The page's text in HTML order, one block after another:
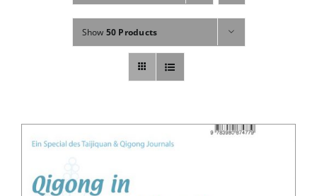
Fachbücher
Poster, Karten, Medien
Abo
Show 50 Products